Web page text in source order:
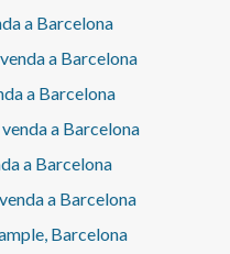
a Barcelona
a Barcelona
a Barcelona
a Barcelona
a Barcelona
a Barcelona
Barcelona